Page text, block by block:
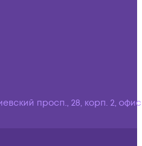
просп., 28, корп. 2,